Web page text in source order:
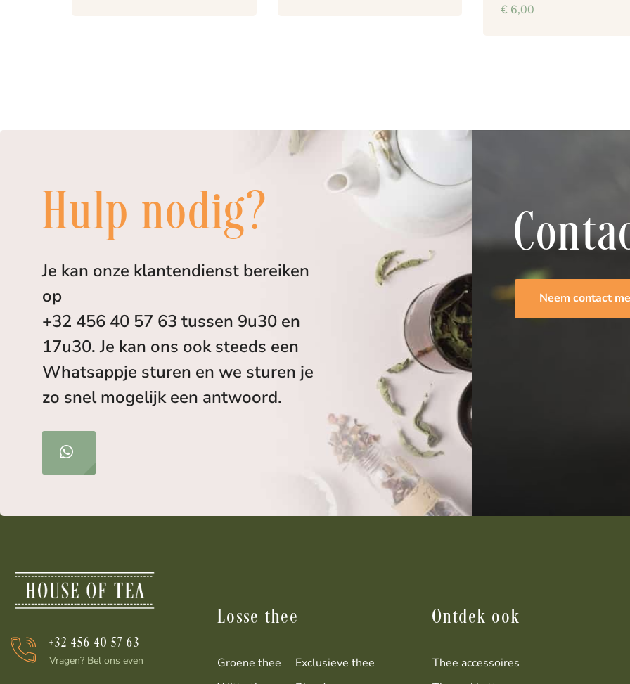
€ 6,00
Hulp nodig?
Je kan onze klantendienst bereiken
op
+32 456 40 57 63 tussen 9u30 en
17u30. Je kan ons ook steeds een
Whatsappje sturen en we sturen je
zo snel mogelijk een antwoord.
Neem contact
+32 456 40 57 63
Vragen? Bel ons even
Losse thee
Groene thee
Exclusieve thee
Ontdek ook
Thee accessoires